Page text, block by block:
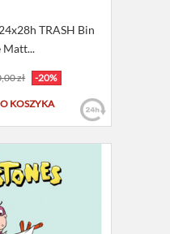
TRASH Bin
Matt...
zł -20%
KOSZYKA